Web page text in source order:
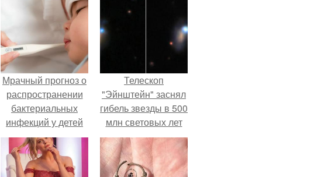
Мрачный прогноз о
распространении
бактериальных
инфекций у детей
вышел.
Телескоп
"Эйнштейн" заснял
гибель звезды в 500
млн световых лет
от земли.